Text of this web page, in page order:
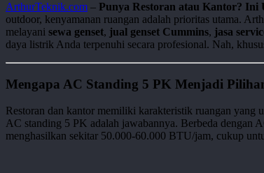
ArthurTeknik.com – Punya Restoran atau Kantor? Ini
outdoor, kenyamanan ruangan adalah prioritas utama.
melayani sewa genset, jual genset Cummins, jasa
daya listrik Anda terpenuhi secara profesional. Nah,
Mengapa AC Standing 5 PK Menjadi
Restoran dan kantor memiliki karakteristik ruangan yang
AC standing 5 PK adalah jawabannya. Berbeda dengan
menghasilkan sekitar 50.000-60.000 BTU/jam, cukup